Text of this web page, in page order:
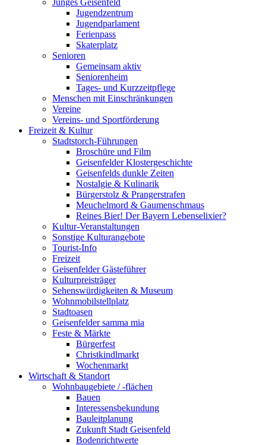
Junges Geisenfeld
Jugendzentrum
Jugendparlament
Ferienpass
Skaterplatz
Senioren
Gemeinsam aktiv
Seniorenheim
Tages- und Kurzzeitpflege
Menschen mit Einschränkungen
Vereine
Vereins- und Sportförderung
Freizeit & Kultur
Stadtstorch-Führungen
Broschüre und Film
Geisenfelder Klostergeschichte
Geisenfelds dunkle Zeiten
Nostalgie & Kulinarik
Bürgerstolz & Prangerstrafen
Meuchelmord & Gaumenschmaus
Reines Bier! Der Bayern Lebenselixier?
Kultur-Veranstaltungen
Sonstige Kulturangebote
Tourist-Info
Freizeit
Geisenfelder Gästeführer
Kulturpreisträger
Sehenswürdigkeiten & Museum
Wohnmobilstellplatz
Stadtoasen
Geisenfelder samma mia
Feste & Märkte
Bürgerfest
Christkindlmarkt
Wochenmarkt
Wirtschaft & Standort
Wohnbaugebiete / -flächen
Bauen
Interessensbekundung
Bauleitplanung
Zukunft Stadt Geisenfeld
Bodenrichtwerte